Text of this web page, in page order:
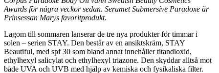
Awards för några veckor sedan. Serumet Submersive Paradoxe är
Prinsessan Marys favoritprodukt.
Lagom till sommaren lanserar de tre nya produkter för timmar i
solen – serien STAY. Den består av en ansiktskräm, STAY
Beautiful, med spf 30 som bland annat innehåller titandioxid,
ethylhexyl salicylat och ethylhexyl triazone. Den skyddar alltså mot
både UVA och UVB med hjälp av kemiska och fysikaliska filter.